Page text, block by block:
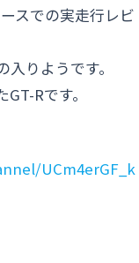
スでの実走行レビ
りようです。
Rです。
UCm4erGF_k